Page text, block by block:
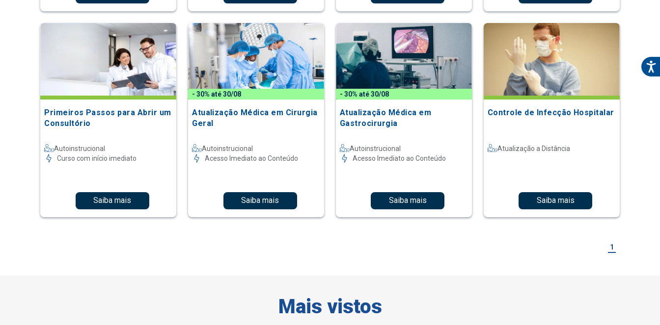
Primeiros Passos para Abrir um
Consultório
Autoinstrucional
Curso com início imediato
Saiba mais
- 30% até 30/08
Atualização Médica em Cirurgia
Geral
Autoinstrucional
Acesso Imediato ao Conteúdo
Saiba mais
- 30% até 30/08
Atualização Médica em
Gastrocirurgia
Autoinstrucional
Acesso Imediato ao Conteúdo
Saiba mais
Controle de Infecção Hospitalar
Atualização a Distância
Saiba mais
1
Mais vistos